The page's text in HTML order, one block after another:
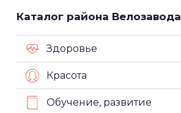
Каталог района Велозавода
Здоровье
Красота
Обучение, развитие